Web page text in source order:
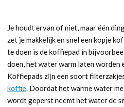
Je houdt ervan of niet, maar één
zet je makkelijk en snel een kopje
te doen is de koffiepad in
doen, het water warm laten worden
Koffiepads zijn een soort
koffie. Doordat het warme water
wordt geperst neemt het water de